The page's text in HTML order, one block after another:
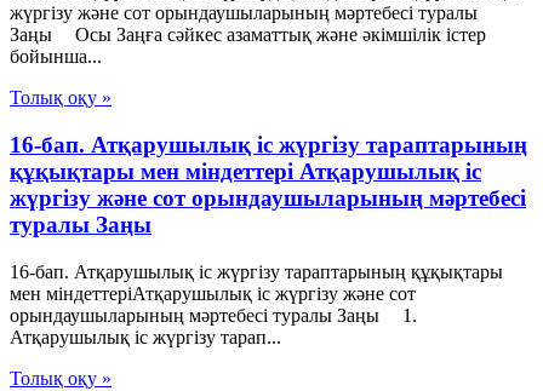
жүргiзу және сот орындаушыларының мәртебесi туралы
Заңы Осы Заңға сәйкес азаматтық және әкiмшiлiк iстер
бойынша...
Толық оқу »
16-бап. Атқарушылық iс жүргiзу тараптарының
құқықтары мен мiндеттерi Атқарушылық iс
жүргiзу және сот орындаушыларының мәртебесi
туралы Заңы
16-бап. Атқарушылық iс жүргiзу тараптарының құқықтары
мен мiндеттерiАтқарушылық iс жүргiзу және сот
орындаушыларының мәртебесi туралы Заңы 1.
Атқарушылық iс жүргiзу тарап...
Толық оқу »